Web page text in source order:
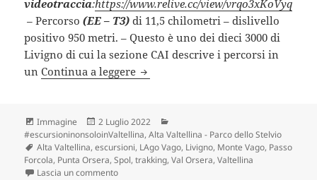
videotraccia:https://www.relive.cc/view/vrqo3xKoVyq
–Percorso(EE – T3) di 11,5 chilometri – dislivello
positivo 950 metri. – Questo è uno dei dieci 3000 di
Livigno di cui la sezione CAI descrive i percorsi in
unContinua a leggere MONTE VAGO e dintorni (SO).
Formato
Immagine
Scritto
il
2 Luglio 2022
#escursioninonsoloinValtellina,Alta Valtellina - Parco dello Stelvio
Tag
Alta Valtellina,escursioni, LAgo Vago, Livigno, Monte Vago, Passo
Forcola, Punta Orsera,Spol,trakking,Val Orsera,Valtellina
Lascia un commentosu MONTE VAGO e dintorni (SO).